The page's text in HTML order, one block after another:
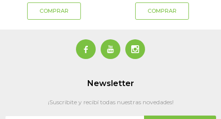
  
Newsletter
¡Suscribite y recibí todas nuestras novedades!